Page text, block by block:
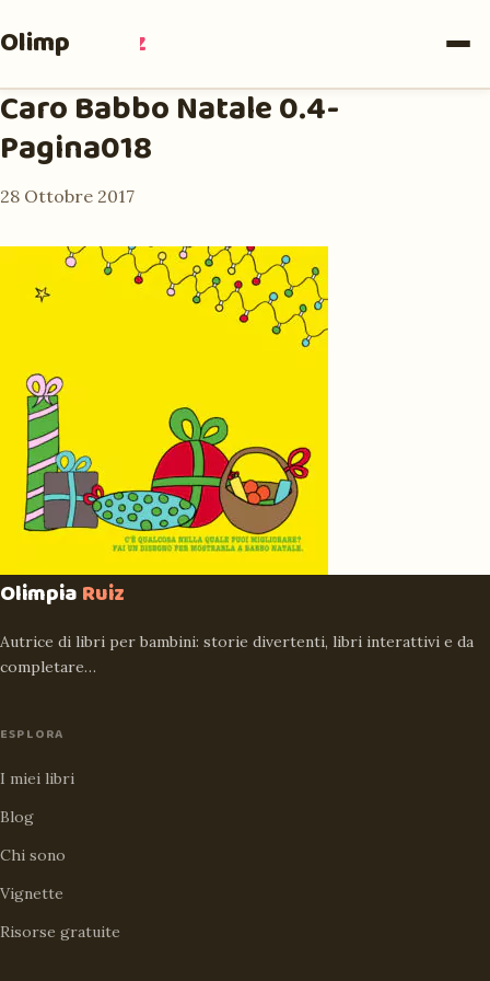
Olimpia Ruiz
Caro Babbo Natale 0.4-
Pagina018
28 Ottobre 2017
OlimpiaRuiz
Autrice di libri per bambini: storie divertenti, libri interattivi e da
completare…
ESPLORA
I miei libri
Blog
Chi sono
Vignette
Risorse gratuite